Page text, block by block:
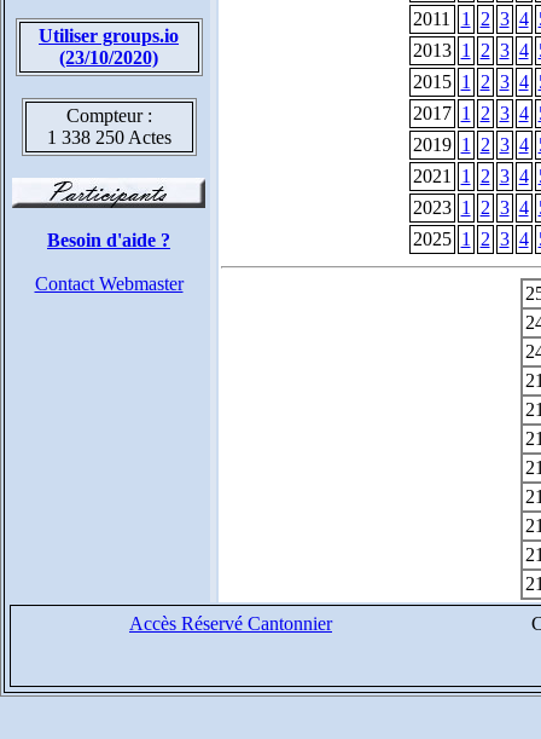
Utiliser groups.io
(23/10/2020)
Compteur :
1 338 250 Actes
Besoin d'aide ?
Contact Webmaster
2011
1 2 3 4
2013 1 2 3 4
2015 1 2 3 4
2017 1 2 3 4
2019 1 2 3 4
2021
1 2 3 4
2023 1 2 3 4
2025 1 2 3 4
Accès Réservé Cantonnier